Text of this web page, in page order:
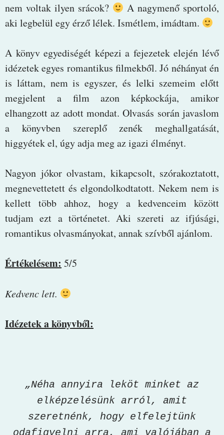
nem voltak ilyen srácok?
A nagymenő sportoló,
aki legbelül egy érző lélek. Ismétlem, imádtam.
A könyv egyediségét képezi a fejezetek elején lévő
idézetek egyes romantikus filmekből. Jó néhányat én
is láttam, nem is egyszer, és lelki szemeim előtt
megjelent a film azon képkockája, amikor
elhangzott az adott mondat. Olvasás során javaslom
a könyvben szereplő zenék meghallgatását,
higgyétek el, úgy adja meg az igazi élményt.
Nagyon jókor olvastam, kikapcsolt, szórakoztatott,
megnevettetett és elgondolkodtatott. Nekem nem is
kellett több ahhoz, hogy a kedvenceim között
tudjam ezt a történetet. Aki szereti az ifjúsági,
romantikus olvasmányokat, annak szívből ajánlom.
Értékelésem: 5/5
Kedvenc lett.
Idézetek a könyvből:
„Néha annyira leköt minket az
elképzelésünk arról, amit
szeretnénk, hogy elfelejtünk
odafigyelni arra, ami valójában a